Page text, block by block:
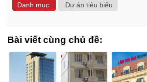
Danh mục: Dự án tiêu biểu
Bài viết cùng chủ đề: